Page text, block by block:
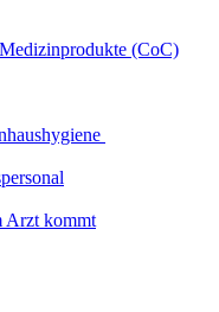
(CoC)
Arzt kommt